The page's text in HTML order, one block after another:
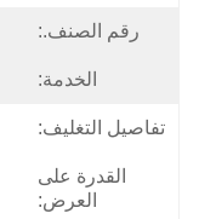
رقم الصنف.:
الخدمة:
تفاصيل التغليف:
القدرة على
العرض: